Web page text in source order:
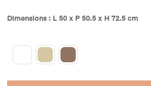
Dimensions : L 50 x P 50.5 x H 72.5 cm